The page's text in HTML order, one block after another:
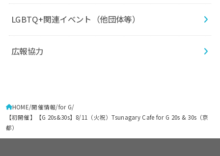
LGBTQ+関連イベント（他団体等）
広報協力
HOME 開催情報 for G
【初開催】【G 20s&30s】8/11（火祝）Tsunagary Cafe for G 20s & 30s（京
都）